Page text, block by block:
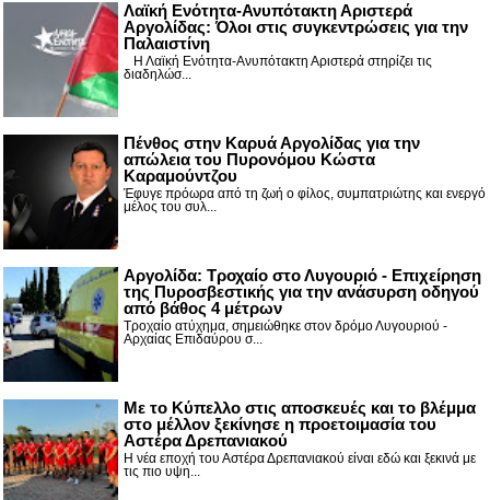
Λαϊκή Ενότητα-Ανυπότακτη Αριστερά
Αργολίδας: Όλοι στις συγκεντρώσεις για την
Παλαιστίνη
Η Λαϊκή Ενότητα-Ανυπότακτη Αριστερά στηρίζει τις
διαδηλώσ...
Πένθος στην Καρυά Αργολίδας για την
απώλεια του Πυρονόμου Κώστα
Καραμούντζου
Έφυγε πρόωρα από τη ζωή ο φίλος, συμπατριώτης και ενεργό
μέλος του συλ...
Αργολίδα: Τροχαίο στο Λυγουριό - Επιχείρηση
της Πυροσβεστικής για την ανάσυρση οδηγού
από βάθος 4 μέτρων
Τροχαίο ατύχημα, σημειώθηκε στον δρόμο Λυγουριού -
Αρχαίας Επιδαύρου σ...
Με το Κύπελλο στις αποσκευές και το βλέμμα
στο μέλλον ξεκίνησε η προετοιμασία του
Αστέρα Δρεπανιακού
Η νέα εποχή του Αστέρα Δρεπανιακού είναι εδώ και ξεκινά με
τις πιο υψη...